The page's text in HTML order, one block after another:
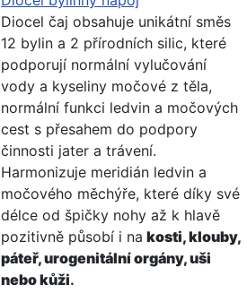
Diocel čaj obsahuje unikátní směs
12 bylin a 2 přírodních silic, které
podporují normální vylučování
vody a kyseliny močové z těla,
normální funkci ledvin a močových
cest s přesahem do podpory
činnosti jater a trávení.
Harmonizuje meridián ledvin a
močového měchýře, které díky své
délce od špičky nohy až k hlavě
pozitivně působí i na kosti, klouby,
páteř, urogenitální orgány, uši
nebo kůži.